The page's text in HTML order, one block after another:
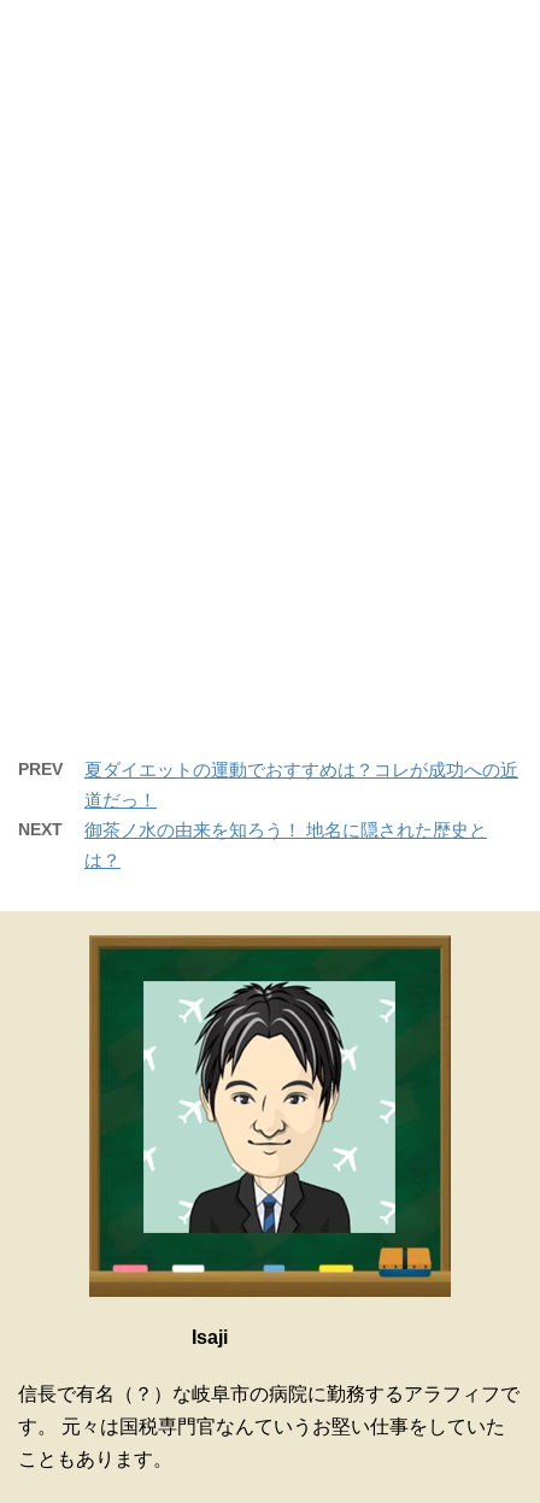
PREV
夏ダイエットの運動でおすすめは？コレが成功への近
道だっ！
NEXT
御茶ノ水の由来を知ろう！ 地名に隠された歴史と
は？
Isaji
信長で有名（？）な岐阜市の病院に勤務するアラフィフで
す。 元々は国税専門官なんていうお堅い仕事をしていた
こともあります。